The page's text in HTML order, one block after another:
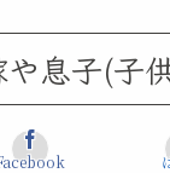
息子(子